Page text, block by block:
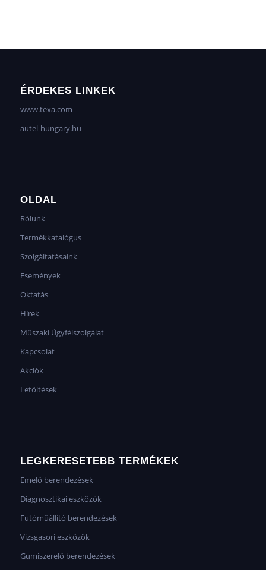
ÉRDEKES LINKEK
www.texa.com
autel-hungary.hu
OLDAL
Rólunk
Termékkatalógus
Szolgáltatásaink
Események
Oktatás
Hírek
Műszaki Ügyfélszolgálat
Kapcsolat
Akciók
Letöltések
LEGKERESETEBB TERMÉKEK
Emelő berendezések
Diagnosztikai eszközök
Futóműállító berendezések
Vizsgasori eszközök
Gumiszerelő berendezések